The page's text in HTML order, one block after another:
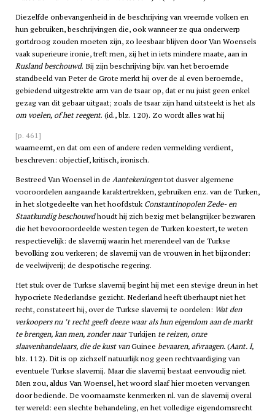
Diezelfde onbevangenheid in de beschrijving van vreemde volken en
hun gebruiken, beschrijvingen die, ook wanneer ze qua onderwerp
gortdroog zouden moeten zijn, zo leesbaar blijven door Van Woensels
vaak superieure ironie, treft men, zij het in iets mindere maate, aan in
Rusland beschouwd. Bij zijn beschrijving bijv. van het beroemde
standbeeld van Peter de Grote merkt hij over de al even beroemde,
gebiedend uitgestrekte arm van de tsaar op, dat er nu juist geen enkel
gezag van dit gebaar uitgaat; zoals de tsaar zijn hand uitsteekt is het als
om voelen, of het reegent. (id., blz. 120). Zo wordt alles wat hij
[p. 461]
waarneemt, en dat om een of andere reden vermelding verdient,
beschreven: objectief, kritisch, ironisch.
Bestreed Van Woensel in de Aantekeningentot dusver algemene
vooroordelen aangaande karaktertrekken, gebruiken enz. van de Turken,
in het slotgedeelte van het hoofdstuk Constantinopolen Zede- en
Staatkundig beschouwdhoudt hij zich bezig met belangrijker bezwaren
die het bevooroordeelde westen tegen de Turken koestert, te weten
respectievelijk: de slavernij waarin het merendeel van de Turkse
bevolking zou verkeren; de slavernij van de vrouwen in het bijzonder:
de veelwijverij; de despotische regering.
Het stuk over de Turkse slavernij begint hij met een stevige dreun in het
hypocriete Nederlandse gezicht. Nederland heeft überhaupt niet het
recht, constateert hij, over de Turkse slavernij te oordelen: Wat den
verkoopers nu ’t recht geeft deeze waar als hun eigendom aan de markt
te brengen, kan men, zonder naarTurkijen te reizen, onze
slaavenhandelaars, die de kust vanGuinee bevaaren, afvraagen.(Aant. I,
blz. 112). Dit is op zichzelf natuurlijk nog geen rechtvaardiging van
eventuele Turkse slavernij. Maar die slavernij bestaat eenvoudig niet.
Men zou, aldus Van Woensel, het woord slaaf hier moeten vervangen
door bediende. De voornaamste kenmerken nl. van de slavernij overal
ter wereld: een slechte behandeling, en het volledige eigendomsrecht